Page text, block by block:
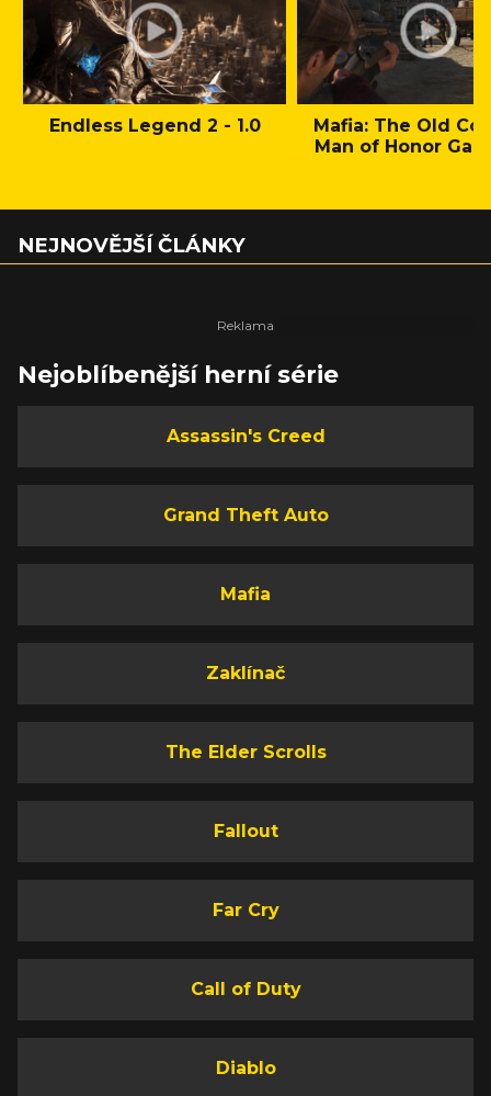
Endless Legend 2 - 1.0
Mafia: The Old
Man of Honor
NEJNOVĚJŠÍ ČLÁNKY
Nejoblíbenější herní série
Assassin's Creed
Grand Theft Auto
Mafia
Zaklínač
The Elder Scrolls
Fallout
Far Cry
Call of Duty
Diablo